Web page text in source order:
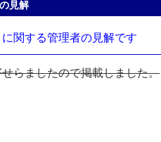
見解
に関する管理者の見解です
らましたので掲載しました。